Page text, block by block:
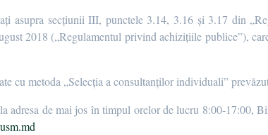
asupra secțiunii III, punctele 3.14, 3.16 și 3.17 din
2018 („Regulamentul privind achizițiile publice”),
cu metoda „Selecția a consultanților individuali”
adresa de mai jos în timpul orelor de lucru 8:00-17:00,